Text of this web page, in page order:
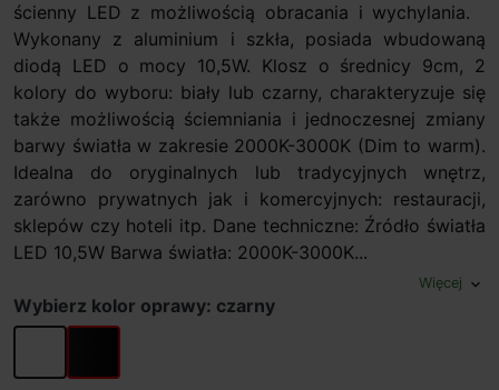
ścienny LED z możliwością obracania i wychylania.
Wykonany z aluminium i szkła, posiada wbudowaną
diodą LED o mocy 10,5W. Klosz o średnicy 9cm, 2
kolory do wyboru: biały lub czarny, charakteryzuje się
także możliwością ściemniania i jednoczesnej zmiany
barwy światła w zakresie 2000K-3000K (Dim to warm).
Idealna do oryginalnych lub tradycyjnych wnętrz,
zarówno prywatnych jak i komercyjnych: restauracji,
sklepów czy hoteli itp. Dane techniczne: Źródło światła
LED 10,5W Barwa światła: 2000K-3000K...
Więcej expand_more
Wybierz kolor oprawy: czarny
biały czarny